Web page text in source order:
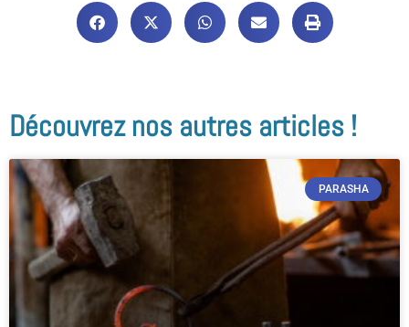
Découvrez nos autres articles !
PARASHA